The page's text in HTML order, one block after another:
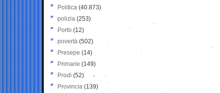
Politica (40.873)
polizia (253)
Porto (12)
povertà (502)
Presepe (14)
Primarie (149)
Prodi (52)
Provincia (139)